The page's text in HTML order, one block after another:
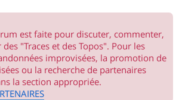
est faite pour discuter, commenter,
"Traces et des Topos". Pour les
improvisées, la promotion de
ou la recherche de partenaires
la section appropriée.